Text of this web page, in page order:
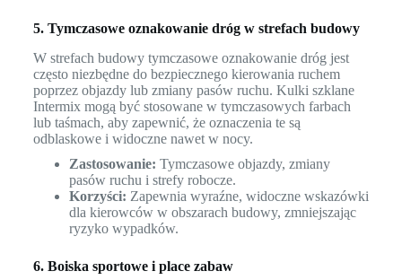
5. Tymczasowe oznakowanie dróg w strefach budowy
W strefach budowy tymczasowe oznakowanie dróg jest
często niezbędne do bezpiecznego kierowania ruchem
poprzez objazdy lub zmiany pasów ruchu. Kulki szklane
Intermix mogą być stosowane w tymczasowych farbach
lub taśmach, aby zapewnić, że oznaczenia te są
odblaskowe i widoczne nawet w nocy.
Zastosowanie: Tymczasowe objazdy, zmiany
pasów ruchu i strefy robocze.
Korzyści: Zapewnia wyraźne, widoczne wskazówki
dla kierowców w obszarach budowy, zmniejszając
ryzyko wypadków.
6. Boiska sportowe i place zabaw